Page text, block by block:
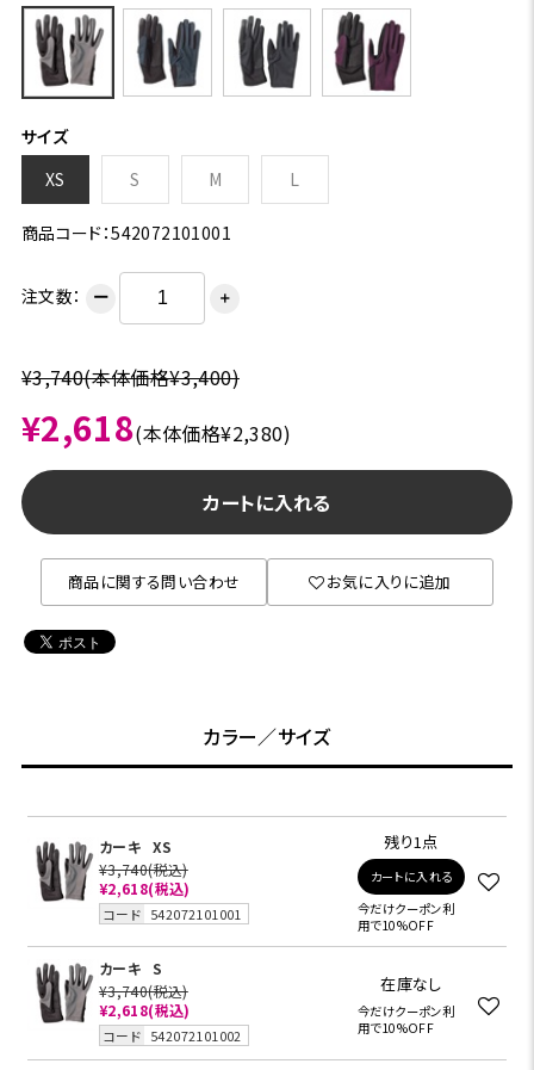
サイズ
XS
S M L
商品コード：542072101001
注文数： ー ＋
¥3,740(本体価格¥3,400)
¥2,618(本体価格¥2,380)
カートに入れる
商品に関する問い合わせ お気に入りに追加
カラー／サイズ
カーキ XS
¥3,740(税込)
¥2,618(税込)
コード 542072101001
残り1点
カートに入れる
今だけクーポン利
用で10%OFF
カーキ S
¥3,740(税込)
¥2,618(税込)
コード 542072101002
在庫なし
今だけクーポン利
用で10%OFF